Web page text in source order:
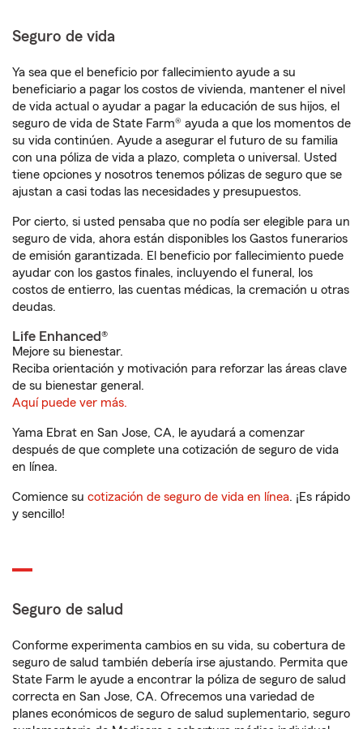
Seguro de vida
Ya sea que el beneficio por fallecimiento ayude a su
beneficiario a pagar los costos de vivienda, mantener el nivel
de vida actual o ayudar a pagar la educación de sus hijos, el
seguro de vida de State Farm® ayuda a que los momentos de
su vida continúen. Ayude a asegurar el futuro de su familia
con una póliza de vida a plazo, completa o universal. Usted
tiene opciones y nosotros tenemos pólizas de seguro que se
ajustan a casi todas las necesidades y presupuestos.
Por cierto, si usted pensaba que no podía ser elegible para un
seguro de vida, ahora están disponibles los Gastos funerarios
de emisión garantizada. El beneficio por fallecimiento puede
ayudar con los gastos finales, incluyendo el funeral, los
costos de entierro, las cuentas médicas, la cremación u otras
deudas.
Life Enhanced®
Mejore su bienestar.
Reciba orientación y motivación para reforzar las áreas clave
de su bienestar general.
Aquí puede ver más.
Yama Ebrat en San Jose, CA, le ayudará a comenzar
después de que complete una cotización de seguro de vida
en línea.
Comience su cotización de seguro de vida en línea. ¡Es rápido
y sencillo!
Seguro de salud
Conforme experimenta cambios en su vida, su cobertura de
seguro de salud también debería irse ajustando. Permita que
State Farm le ayude a encontrar la póliza de seguro de salud
correcta en San Jose, CA. Ofrecemos una variedad de
planes económicos de seguro de salud suplementario, seguro